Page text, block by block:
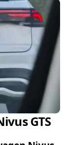
GTS